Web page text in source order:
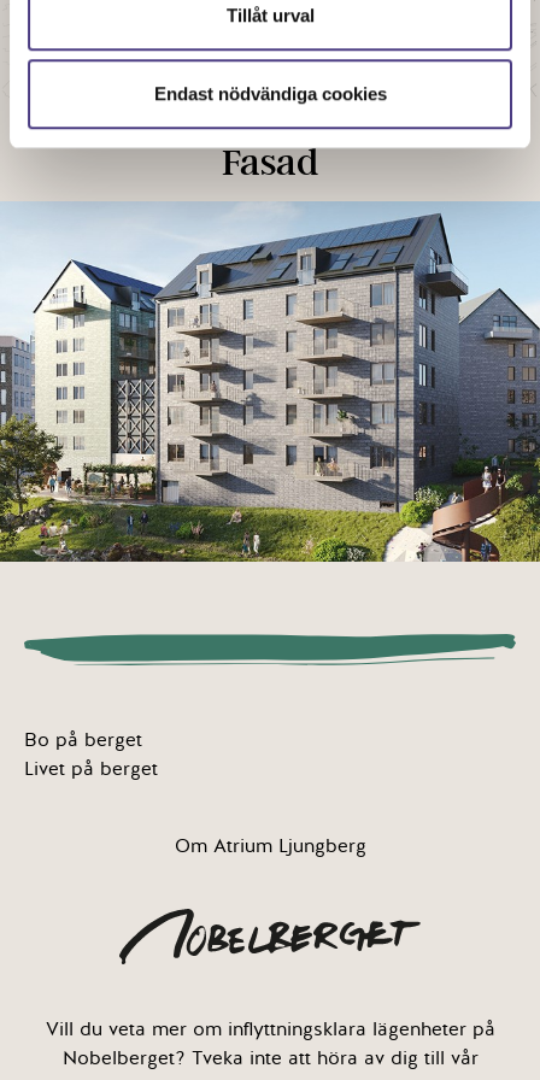
Tillåt urval
Endast nödvändiga cookies
Fasad
Bo på berget
Livet på berget
Om Atrium Ljungberg
Vill du veta mer om inflyttningsklara lägenheter på
Nobelberget? Tveka inte att höra av dig till vår